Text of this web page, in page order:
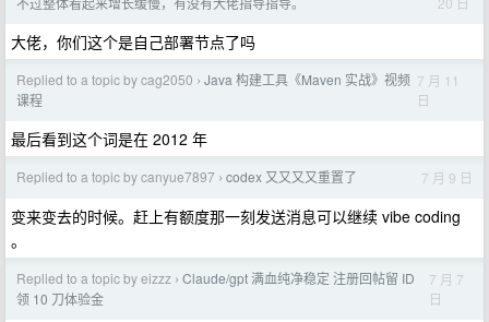
大佬，你们这个是自己部署节点了吗
Replied to a topic by cag2050 › Java 构建工具《Maven 实战》视频
课程
7 月 11
日
最后看到这个词是在 2012 年
Replied to a topic by canyue7897 › codex 又又又又重置了 7 月 9 日
变来变去的时候。赶上有额度那一刻发送消息可以继续 vibe coding
。
Replied to a topic by eizzz › Claude/gpt 满血纯净稳定 注册回帖留 ID
领 10 刀体验金
7 月 7
日